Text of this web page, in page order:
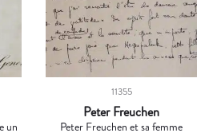
un
11355
Peter Freuchen
Peter Freuchen et sa femme